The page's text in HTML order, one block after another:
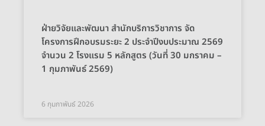
ฝ่ายวิจัยและพัฒนา สำนักบริการวิชาการ จัด
โครงการฝึกอบรมระยะ 2 ประจำปีงบประมาณ 2569
จำนวน 2 โรงแรม 5 หลักสูตร (วันที่ 30 มกราคม –
1 กุมภาพันธ์ 2569)
6 กุมภาพันธ์ 2026